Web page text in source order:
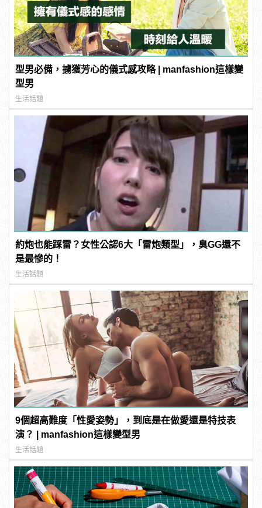
型男必備，擄獲芳心的儀式感攻略 | manfashion這樣變
型男
生活話題
約炮也能踩雷？女性公認6大「雷炮類型」，臭GG還不
是最慘的！
生活話題
9個超高難度「性愛姿勢」，到底是在做愛還是特技表
演？ | manfashion這樣變型男
生活話題